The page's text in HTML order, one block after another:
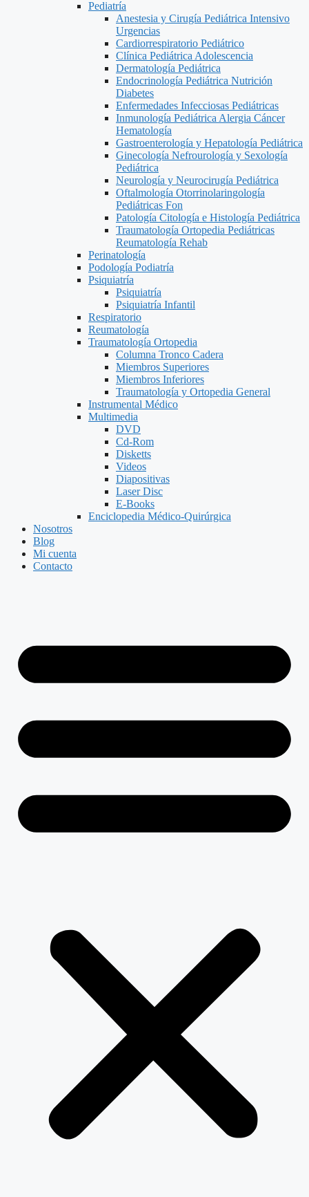
Pediatría
Anestesia y Cirugía Pediátrica Intensivo
Urgencias
Cardiorrespiratorio Pediátrico
Clínica Pediátrica Adolescencia
Dermatología Pediátrica
Endocrinología Pediátrica Nutrición
Diabetes
Enfermedades Infecciosas Pediátricas
Inmunología Pediátrica Alergia Cáncer
Hematología
Gastroenterología y Hepatología Pediátrica
Ginecología Nefrourología y Sexología
Pediátrica
Neurología y Neurocirugía Pediátrica
Oftalmología Otorrinolaringología
Pediátricas Fon
Patología Citología e Histología Pediátrica
Traumatología Ortopedia Pediátricas
Reumatología Rehab
Perinatología
Podología Podiatría
Psiquiatría
Psiquiatría
Psiquiatría Infantil
Respiratorio
Reumatología
Traumatología Ortopedia
Columna Tronco Cadera
Miembros Superiores
Miembros Inferiores
Traumatología y Ortopedia General
Instrumental Médico
Multimedia
DVD
Cd-Rom
Disketts
Videos
Diapositivas
Laser Disc
E-Books
Enciclopedia Médico-Quirúrgica
Nosotros
Blog
Mi cuenta
Contacto